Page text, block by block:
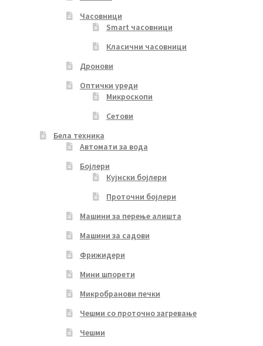
Часовници
Smart часовници
Класични часовници
Дронови
Оптички уреди
Микроскопи
Сетови
Бела техника
Автомати за вода
Бојлери
Кујнски бојлери
Проточни бојлери
Машини за перење алишта
Машини за садови
Фрижидери
Мини шпорети
Микробранови печки
Чешми со проточно загревање
Чешми